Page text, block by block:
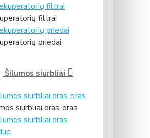
filtrai
priedai
Šilumos siurbliai
siurbliai oras-oras